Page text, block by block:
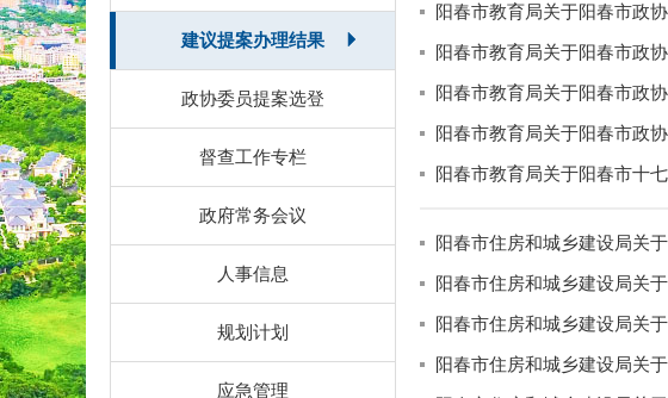
建议提案办理结果
政协委员提案选登
督查工作专栏
政府常务会议
人事信息
规划计划
应急管理
阳春市教育局关于阳春市政
阳春市教育局关于阳春市政
阳春市教育局关于阳春市政
阳春市教育局关于阳春市政
阳春市教育局关于阳春市十
阳春市住房和城乡建设局关
阳春市住房和城乡建设局关
阳春市住房和城乡建设局关
阳春市住房和城乡建设局关